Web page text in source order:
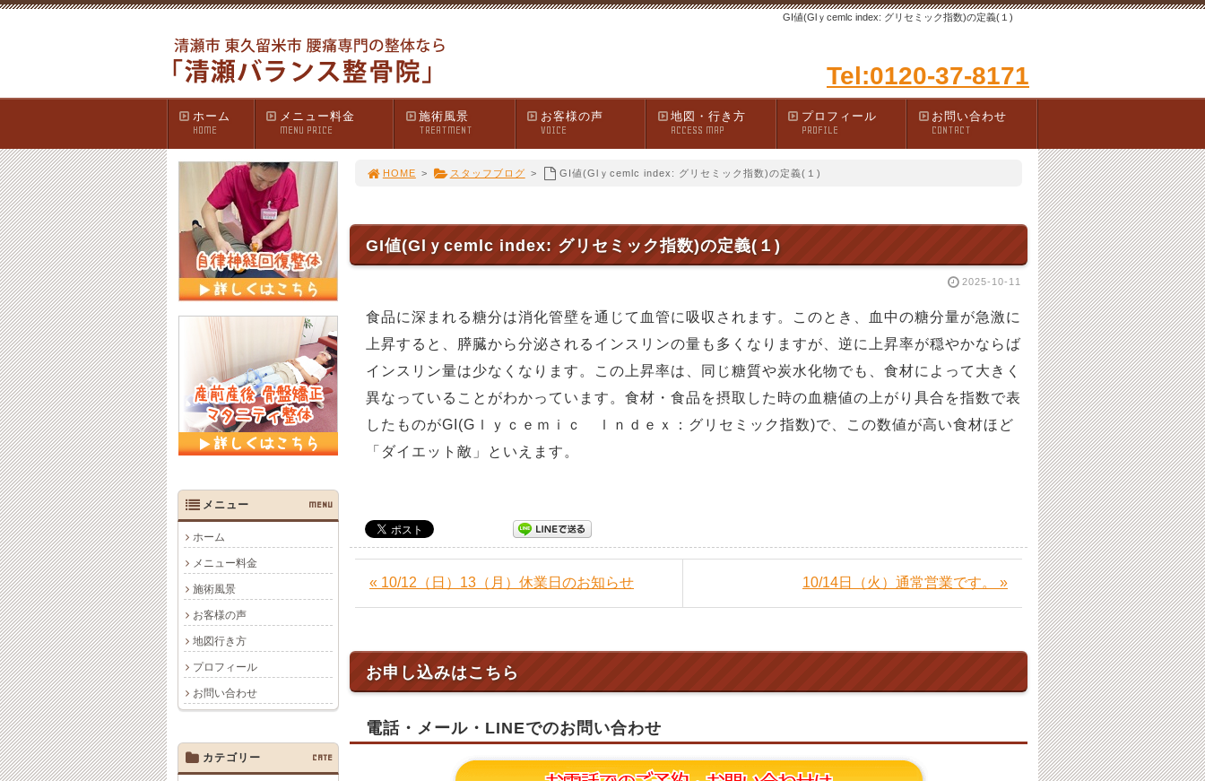
GI値(Glｙcemlc index: グリセミック指数)の定義(１)
Tel:0120-37-8171
ホーム
HOME
メニュー料金
MENU PRICE
施術風景
TREATMENT
お客様の声
VOICE
地図・行き方
ACCESS MAP
プロフィール
PROFILE
お問い合わせ
CONTACT
HOME > スタッフブログ > GI値(Glｙcemlc index: グリセミック指数)の定義(１)
GI値(Glｙcemlc index: グリセミック指数)の定義(１)
2025-10-11
食品に深まれる糖分は消化管壁を通じて血管に吸収されます。このとき、血中の糖分量が急激に
上昇すると、膵臓から分泌されるインスリンの量も多くなりますが、逆に上昇率が穏やかならば
インスリン量は少なくなります。この上昇率は、同じ糖質や炭水化物でも、食材によって大きく
異なっていることがわかっています。食材・食品を摂取した時の血糖値の上がり具合を指数で表
したものがGI(Gｌｙｃｅｍｉｃ ｌｎｄｅｘ：グリセミック指数)で、この数値が高い食材ほど
「ダイエット敵」といえます。
« 10/12（日）13（月）休業日のお知らせ 10/14日（火）通常営業です。 »
お申し込みはこちら
電話・メール・LINEでのお問い合わせ
メニュー MENU
ホーム
メニュー料金
施術風景
お客様の声
地図行き方
プロフィール
お問い合わせ
カテゴリー CATE